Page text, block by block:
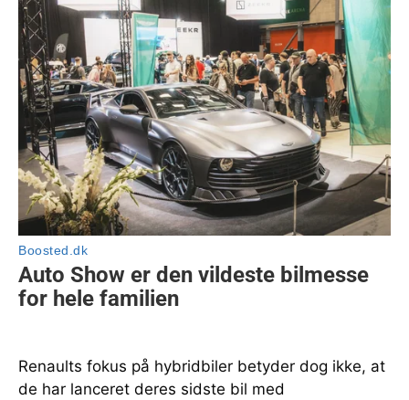
Renaults fokus på hybridbiler betyder dog ikke, at
de har lanceret deres sidste bil med